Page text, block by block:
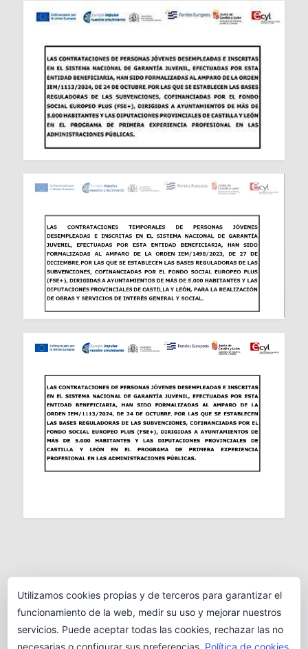
Utilizamos cookies propias y de terceros para garantizar el
funcionamiento de la web, medir su uso y mejorar nuestros
servicios. Puede aceptar todas las cookies, rechazar las no
necesarias o configurar sus preferencias. Política de cookies